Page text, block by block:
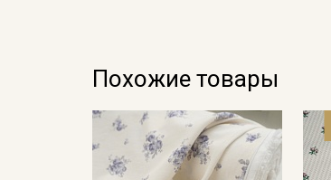
Похожие товары